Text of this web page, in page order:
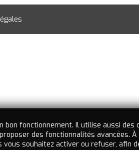
bon fonctionnement. Il utilise aussi des
des fonctionnalités avancées.
vous souhaitez activer ou refuser, afin